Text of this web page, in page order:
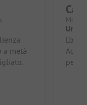
a metà
Un